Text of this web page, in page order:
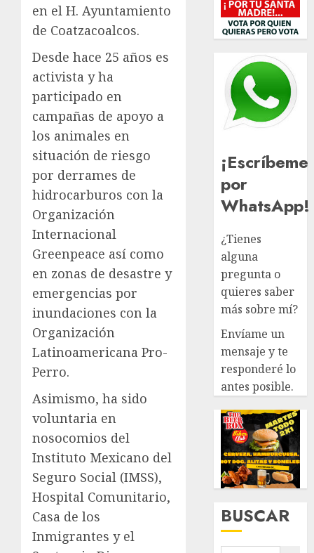
en el H. Ayuntamiento
de Coatzacoalcos.
Desde hace 25 años es
activista y ha
participado en
campañas de apoyo a
los animales en
situación de riesgo
por derrames de
hidrocarburos con la
Organización
Internacional
Greenpeace así como
en zonas de desastre y
emergencias por
inundaciones con la
Organización
Latinoamericana Pro-
Perro.
Asimismo, ha sido
voluntaria en
nosocomios del
Instituto Mexicano del
Seguro Social (IMSS),
Hospital Comunitario,
Casa de los
Inmigrantes y el
¡Escríbeme
por
WhatsApp!
¿Tienes
alguna
pregunta o
quieres saber
más sobre mí?
Envíame un
mensaje y te
responderé lo
antes posible.
BUSCAR